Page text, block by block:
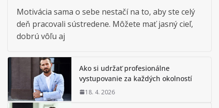
Motivácia sama o sebe nestačí na to, aby ste celý
deň pracovali sústredene. Môžete mať jasný cieľ,
dobrú vôľu aj
Ako si udržať profesionálne
vystupovanie za každých okolností
18. 4. 2026